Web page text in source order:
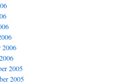
2006
2005
2005